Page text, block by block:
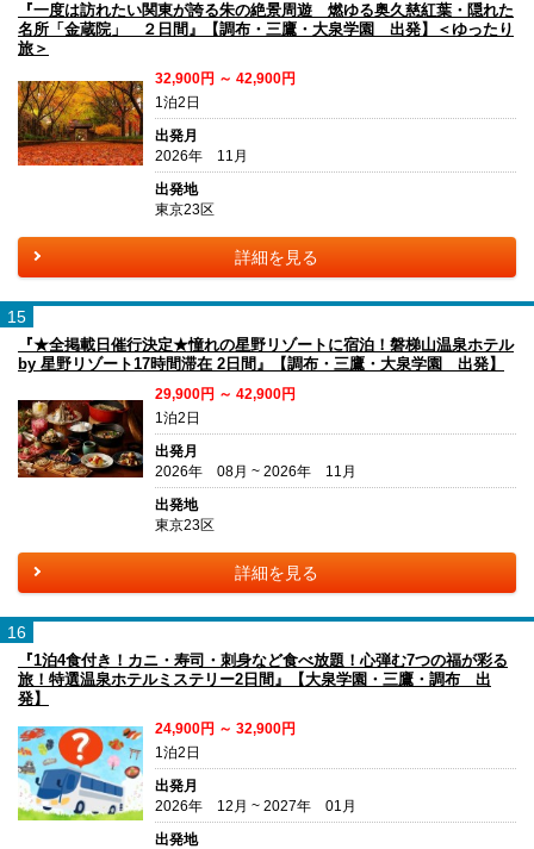
『一度は訪れたい関東が誇る朱の絶景周遊 燃ゆる奥久慈紅葉・隠れた
名所「金蔵院」 ２日間』【調布・三鷹・大泉学園 出発】＜ゆったり
旅＞
32,900円 ～ 42,900円
1泊2日
出発月
2026年 11月
出発地
東京23区
詳細を見る
15
『★全掲載日催行決定★憧れの星野リゾートに宿泊！磐梯山温泉ホテル
by 星野リゾート17時間滞在 2日間』【調布・三鷹・大泉学園 出発】
29,900円 ～ 42,900円
1泊2日
出発月
2026年 08月 ~ 2026年 11月
出発地
東京23区
詳細を見る
16
『1泊4食付き！カニ・寿司・刺身など食べ放題！心弾む7つの福が彩る
旅！特選温泉ホテルミステリー2日間』【大泉学園・三鷹・調布 出
発】
24,900円 ～ 32,900円
1泊2日
出発月
2026年 12月 ~ 2027年 01月
出発地